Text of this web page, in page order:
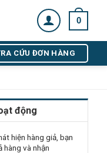
0
CỨU ĐƠN HÀNG
động
hiện hàng giả, bạn
hàng và nhận